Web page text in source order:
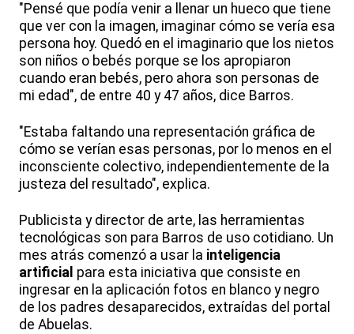
"Pensé que podía venir a llenar un hueco que tiene
que ver con la imagen, imaginar cómo se vería esa
persona hoy. Quedó en el imaginario que los nietos
son niños o bebés porque se los apropiaron
cuando eran bebés, pero ahora son personas de
mi edad", de entre 40 y 47 años, dice Barros.
"Estaba faltando una representación gráfica de
cómo se verían esas personas, por lo menos en el
inconsciente colectivo, independientemente de la
justeza del resultado", explica.
Publicista y director de arte, las herramientas
tecnológicas son para Barros de uso cotidiano. Un
mes atrás comenzó a usar la inteligencia
artificial para esta iniciativa que consiste en
ingresar en la aplicación fotos en blanco y negro
de los padres desaparecidos, extraídas del portal
de Abuelas.